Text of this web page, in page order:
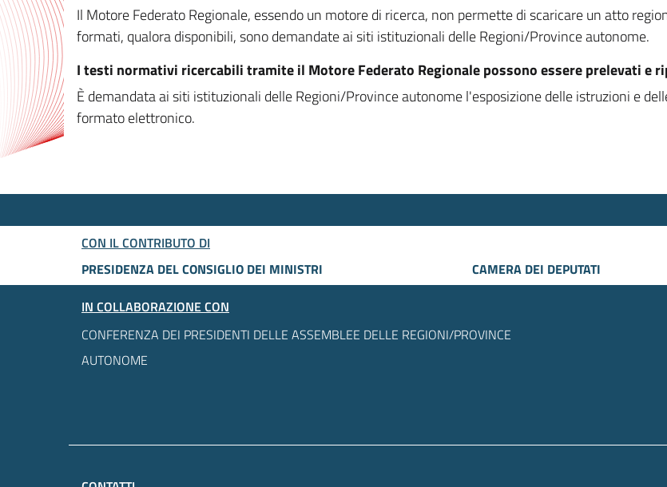
Il Motore Federato Regionale, essendo un motore di ricerca, non permette di scaricare un atto
formati, qualora disponibili, sono demandate ai siti istituzionali delle Regioni/Province autonome.
I testi normativi ricercabili tramite il Motore Federato Regionale possono essere prelevati e
È demandata ai siti istituzionali delle Regioni/Province autonome l'esposizione delle istruzioni e
formato elettronico.
CON IL CONTRIBUTO DI
PRESIDENZA DEL CONSIGLIO DEI MINISTRI
CAMERA DEI DEPUTATI
IN COLLABORAZIONE CON
CONFERENZA DEI PRESIDENTI DELLE ASSEMBLEE DELLE REGIONI/PROVINCE
AUTONOME